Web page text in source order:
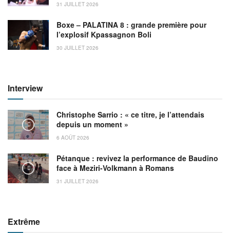
31 JUILLET 2026
Boxe – PALATINA 8 : grande première pour
l’explosif Kpassagnon Boli
30 JUILLET 2026
Interview
Christophe Sarrio : « ce titre, je l’attendais
depuis un moment »
6 AOÛT 2026
Pétanque : revivez la performance de Baudino
face à Meziri-Volkmann à Romans
31 JUILLET 2026
Extrême